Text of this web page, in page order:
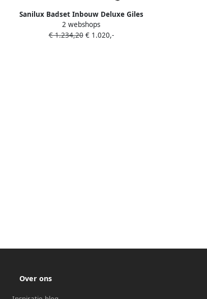
Sanilux Badset Inbouw Deluxe Giles
Met Box Thermostaat Gunmetal
2 webshops
€ 1.234,20€ 1.020,-
Over ons